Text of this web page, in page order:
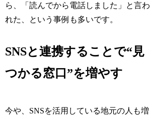
ら、「読んでから電話しました」と言わ
れた、という事例も多いです。
SNSと連携することで“見
つかる窓口”を増やす
今や、SNSを活用している地元の人も増